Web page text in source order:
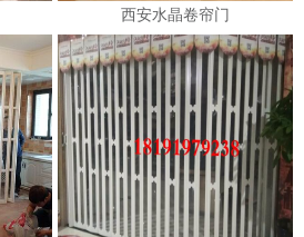
西安水晶卷帘门